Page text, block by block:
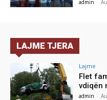
admin -
LAJME TJERA
Lajme
Flet
vdiqën
admin -